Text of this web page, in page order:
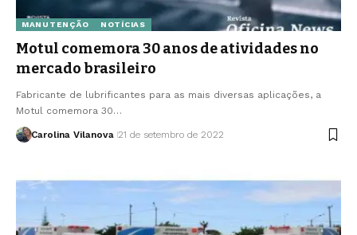
MANUTENÇÃO NOTÍCIAS
Motul comemora 30 anos de atividades no
mercado brasileiro
Fabricante de lubrificantes para as mais diversas aplicações, a
Motul comemora 30…
Carolina Vilanova 21 de setembro de 2022